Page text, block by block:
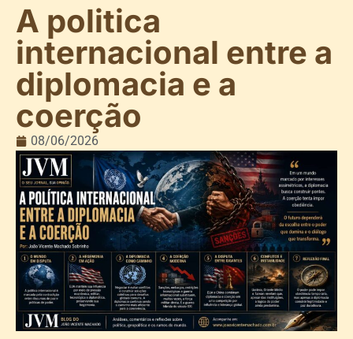
A politica
internacional entre a
diplomacia e a
coerção
08/06/2026